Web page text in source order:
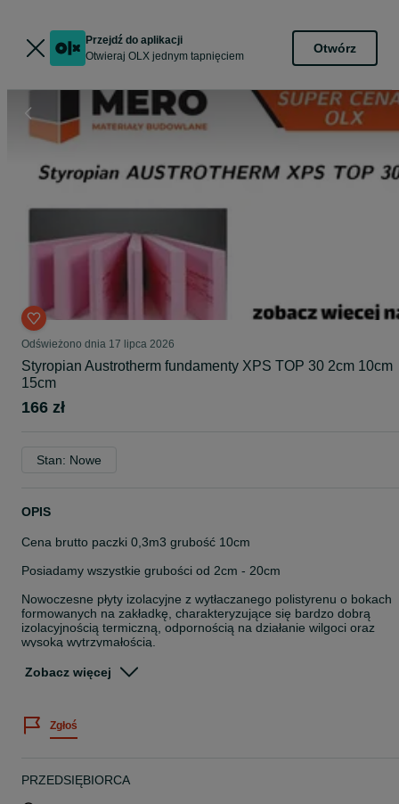
Przejdź do aplikacji
Otwieraj OLX jednym tapnięciem
Otwórz
Odświeżono dnia 17 lipca 2026
Styropian Austrotherm fundamenty XPS TOP 30 2cm 10cm
15cm
166 zł
Stan: Nowe
OPIS
Cena brutto paczki 0,3m3 grubość 10cm
Posiadamy wszystkie grubości od 2cm - 20cm
Nowoczesne płyty izolacyjne z wytłaczanego polistyrenu o bokach
formowanych na zakładkę, charakteryzujące się bardzo dobrą
izolacyjnością termiczną, odpornością na działanie wilgoci oraz
wysoką wytrzymałością.
stanowi oferty w myśl art. 66 §1. Kodeksu Cywilnego. Sprzedający
nie odpowiada za ewentualne błędy lub nieaktualność ogłoszenia.
handlowym.
Zobacz więcej
Zgłoś
PRZEDSIĘBIORCA